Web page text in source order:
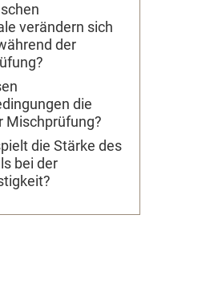
verändern sich
der
die
Mischprüfung?
die Stärke des
bei der